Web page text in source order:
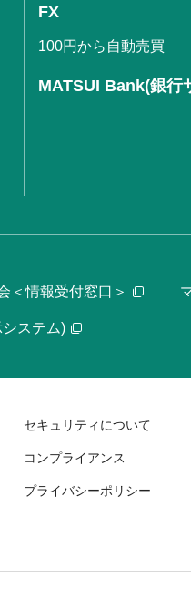
FX
100円から自動売買
MATSUI Bank(銀行
＜情報受付窓口＞
ステム)
セキュリティについて
コンプライアンス
プライバシーポリシー